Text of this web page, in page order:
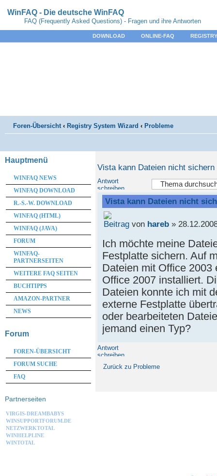
WinFAQ - Die deutsche WinFAQ
FAQ (Frequently Asked Questions) - Fragen und ihre Antworten
DOWNLOAD ONLINE-FAQ
Foren-Übersicht ‹ Registry System Wizard ‹ Probleme
Vista kann Dateien nicht sichern
Antwort
schreiben
Vista kann Dateien nicht
von hareb»
Ich möchte meine
Festplatte sichern. Auf
Dateien mit Office 2003
Office 2007 installiert.
Dateien konnte ich mit
externe Festplatte
oder bearbeiteten
jemand einen Typ?
Antwort
schreiben
Zurück zu Probleme
Hauptmenü
WINFAQ NEWS
WINFAQ DOWNLOAD
R.-S.-W. DOWNLOAD
WINFAQ (HTML)
WINFAQ (JAVA)
FORUM
WINFAQ-
PARTNERSEITEN
WEITERE FAQ SEITEN
BUCHTIPPS
AMAZON-PARTNER
NEWS
Forum
FOREN-ÜBERSICHT
FORUM SUCHE
FAQ
Partnerseiten
VIRGIS-DREAMBABYS
WINSUPPORTFORUM.DE
NETZWERKTOTAL
WINHELPLINE
WINTOTAL